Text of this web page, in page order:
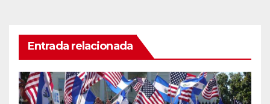
Entrada relacionada